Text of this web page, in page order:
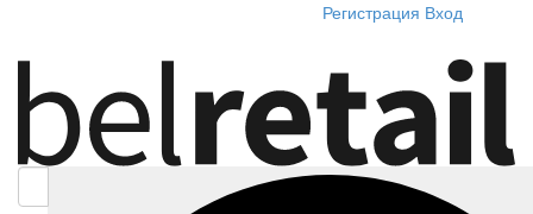
Регистрация Вход